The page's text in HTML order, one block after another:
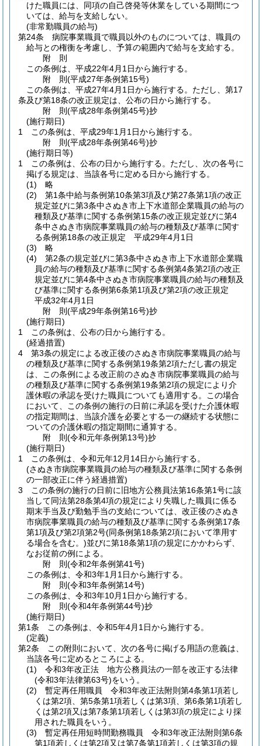
けた職員には、同項の自己啓発等休業をしている期間につ
いては、給与を支給しない。
(非常勤職員の給与)
第24条
病院事業職員で職員以外のものについては、職員の
給与との権衡を考慮し、予算の範囲内で給与を支給する。
附 則
この条例は、平成22年4月1日から施行する。
附 則(平成27年条例第15号)
この条例は、平成27年4月1日から施行する。 ただし、第17
条及び第18条の改正規定は、公布の日から施行する。
附 則(平成28年条例第45号)抄
(施行期日)
1
この条例は、平成29年1月1日から施行する。
附 則(平成28年条例第46号)抄
(施行期日等)
1
この条例は、公布の日から施行する。 ただし、次の各号に
掲げる規定は、当該各号に定める日から施行する。
(1)
略
(2)
第1条中給与条例第10条第3項及び第27条第1項の改正
規定並びに第3条中さぬき市上下水道部企業職員の給与の
種類及び基準に関する条例第15条の改正規定並びに第4
条中さぬき市病院事業職員の給与の種類及び基準に関す
る条例第18条の改正規定 平成29年4月1日
(3)
略
(4)
第2条の規定並びに第3条中さぬき市上下水道部企業職
員の給与の種類及び基準に関する条例第4条第2項の改正
規定並びに第4条中さぬき市病院事業職員の給与の種類及
び基準に関する条例第6条第1項及び第2項の改正規定
平成32年4月1日
附 則(平成29年条例第16号)抄
(施行期日)
1
この条例は、公布の日から施行する。
(経過措置)
4
第3条の規定による改正後のさぬき市病院事業職員の給与
の種類及び基準に関する条例第19条第2項ただし書の規定
は、この条例による改正前のさぬき市病院事業職員の給与
の種類及び基準に関する条例第19条第2項の規定により介
護休暇の承認を受けた職員についても適用する。
この場合
において、この条例の施行の日前に承認を受けた介護休暇
の指定期間は、当該介護を必要とする一の継続する状態に
ついての介護休暇の指定期間に通算する。
附 則(令和元年条例第13号)抄
(施行期日)
1
この条例は、令和元年12月14日から施行する。
(さぬき市病院事業職員の給与の種類及び基準に関する条例
の一部改正に伴う経過措置)
3
この条例の施行の日前に旧地方公務員法第16条第1号に該
当して同法第28条第4項の規定により失職した職員に係る
期末手当及び勤勉手当の支給については、改正後のさぬき
市病院事業職員の給与の種類及び基準に関する条例第17条
第1項及び第2項第2号(同条例第18条第2項において準用す
る場合を含む。)並びに第18条第1項の規定にかかわらず、
なお従前の例による。
附 則(令和2年条例第41号)
この条例は、令和3年1月1日から施行する。
附 則(令和3年条例第14号)
この条例は、令和3年10月1日から施行する。
附 則(令和4年条例第44号)抄
(施行期日)
第1条
この条例は、令和5年4月1日から施行する。
(定義)
第2条
この附則において、次の各号に掲げる用語の意義は、
当該各号に定めるところによる。
(1)
令和3年改正法 地方公務員法の一部を改正する法律
(令和3年法律第63号)をいう。
(2)
暫定再任用職員 令和3年改正法附則第4条第1項若し
くは第2項、第5条第1項若しくは第3項、第6条第1項若し
くは第2項又は第7条第1項若しくは第3項の規定により採
用された職員をいう。
(3)
暫定再任用短時間勤務職員 令和3年改正法附則第6条
第1項若しくは第2項又は第7条第1項若しくは第3項の規